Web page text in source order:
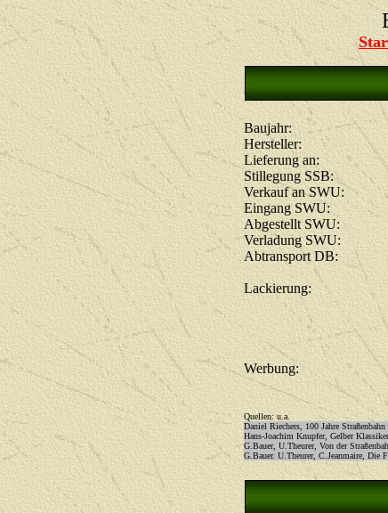
Baujahr:
Hersteller:
Lieferung an:
Stillegung SSB:
Verkauf an SWU:
Eingang SWU:
Abgestellt SWU:
Verladung SWU:
Abtransport DB:
Lackierung:
Werbung:
Quellen: u.a.
Daniel Riechers, 100 Jahre
Hans-Joachim Knupfer, Gelber
G.Bauer, U.Theurer, Von der
G.Bauer. U.Theurer, C.Jeanmaire, Die